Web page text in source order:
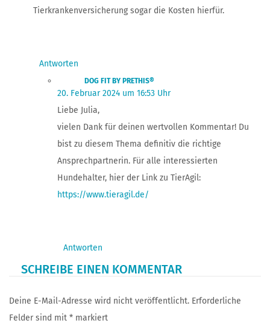
Tierkrankenversicherung sogar die Kosten hierfür.
Antworten
DOG FIT BY PRETHIS®
20. Februar 2024 um 16:53 Uhr
Liebe Julia,
vielen Dank für deinen wertvollen Kommentar! Du
bist zu diesem Thema definitiv die richtige
Ansprechpartnerin. Für alle interessierten
Hundehalter, hier der Link zu TierAgil:
https://www.tieragil.de/
Antworten
SCHREIBE EINEN KOMMENTAR
Deine E-Mail-Adresse wird nicht veröffentlicht. Erforderliche
Felder sind mit * markiert